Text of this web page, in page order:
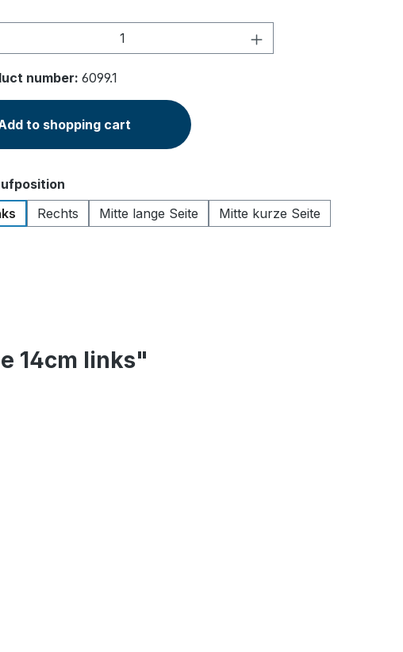
Quantity: Enter the desired amount
number: 6099.1
to shopping cart
Rechts Mitte lange Seite Mitte kurze Seite
14cm links"